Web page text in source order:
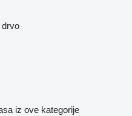
drvo
iz ove kategorije